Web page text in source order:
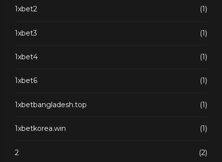
1xbet2 (1)
1xbet3 (1)
1xbet4 (1)
1xbet6 (1)
1xbetbangladesh.top (1)
1xbetkorea.win (1)
2 (2)